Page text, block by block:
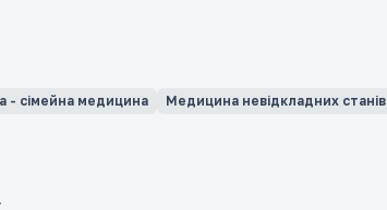
- сімейна медицина Медицина невідкладних станів